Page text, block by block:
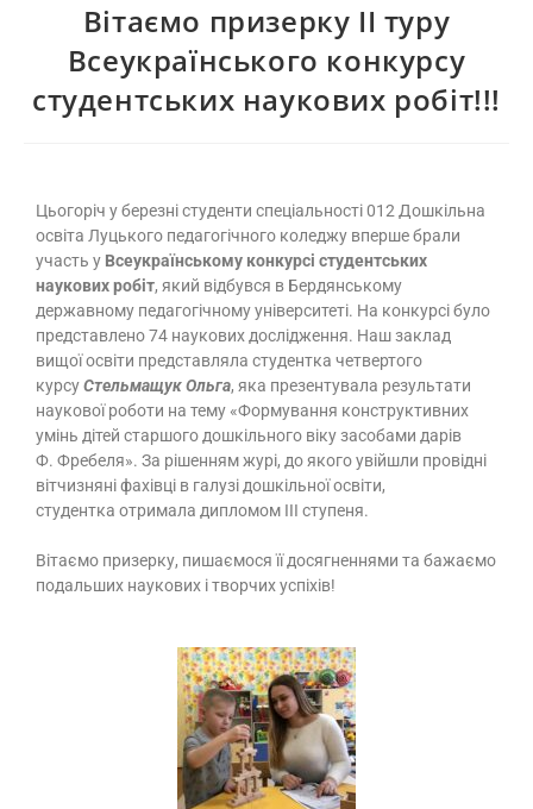
Вітаємо призерку ІІ туру
Всеукраїнського конкурсу
студентських наукових робіт!!!
Цьогоріч у березні студенти спеціальності 012 Дошкільна
освіта Луцького педагогічного коледжу вперше брали
участь у Всеукраїнському конкурсі студентських
наукових робіт, який відбувся в Бердянському
державному педагогічному університеті. На конкурсі було
представлено 74 наукових дослідження. Наш заклад
вищої освіти представляла студентка четвертого
курсуСтельмащук Ольга, яка презентувала результати
наукової роботи на тему «Формування конструктивних
умінь дітей старшого дошкільного віку засобами дарів
Ф. Фребеля». За рішенням журі, до якого увійшли провідні
вітчизняні фахівці в галузі дошкільної освіти,
студентка отримала дипломом ІІІ ступеня.
Вітаємо призерку, пишаємося її досягненнями та бажаємо
подальших наукових і творчих успіхів!